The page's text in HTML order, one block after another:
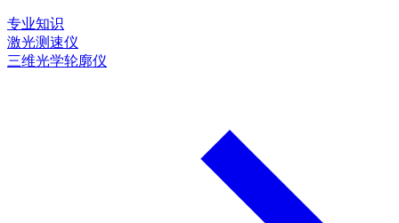
专业知识
激光测速仪
三维光学轮廓仪